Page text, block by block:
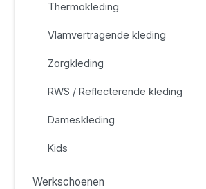
Thermokleding
Vlamvertragende kleding
Zorgkleding
RWS / Reflecterende kleding
Dameskleding
Kids
Werkschoenen